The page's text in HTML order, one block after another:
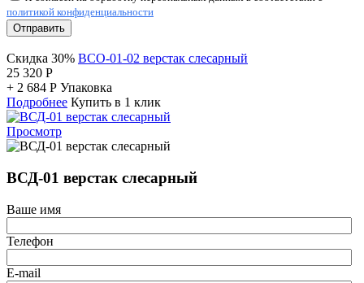
политикой конфиденциальности
Отправить
Скидка 30% ВСО-01-02 верстак слесарный
25 320 Р
+ 2 684 Р Упаковка
Подробнее Купить в 1 клик
Просмотр
ВСД-01 верстак слесарный
Ваше имя
Телефон
E-mail